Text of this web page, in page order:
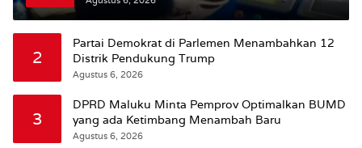
2
Partai Demokrat di Parlemen Menambahkan 12
Distrik Pendukung Trump
Agustus 6, 2026
3
DPRD Maluku Minta Pemprov Optimalkan BUMD
yang ada Ketimbang Menambah Baru
Agustus 6, 2026